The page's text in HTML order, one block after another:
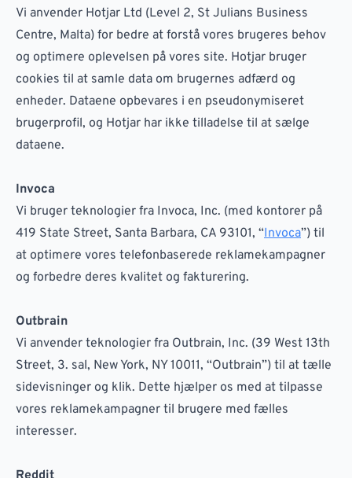
Vi anvender Hotjar Ltd (Level 2, St Julians Business
Centre, Malta) for bedre at forstå vores brugeres behov
og optimere oplevelsen på vores site. Hotjar bruger
cookies til at samle data om brugernes adfærd og
enheder. Dataene opbevares i en pseudonymiseret
brugerprofil, og Hotjar har ikke tilladelse til at sælge
dataene.
Invoca
Vi bruger teknologier fra Invoca, Inc. (med kontorer på
419 State Street, Santa Barbara, CA 93101, “Invoca”) til
at optimere vores telefonbaserede reklamekampagner
og forbedre deres kvalitet og fakturering.
Outbrain
Vi anvender teknologier fra Outbrain, Inc. (39 West 13th
Street, 3. sal, New York, NY 10011, “Outbrain”) til at tælle
sidevisninger og klik. Dette hjælper os med at tilpasse
vores reklamekampagner til brugere med fælles
interesser.